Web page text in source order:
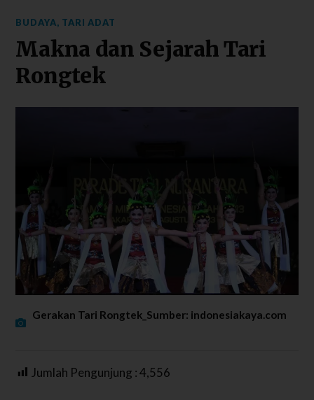
BUDAYA, TARI ADAT
Makna dan Sejarah Tari
Rongtek
Gerakan Tari Rongtek_Sumber: indonesiakaya.com
Jumlah Pengunjung :4,556